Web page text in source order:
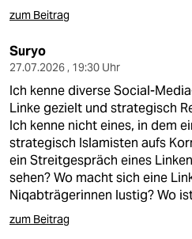
zum Beitrag
Suryo
27.07.2026 , 19:30 Uhr
Ich kenne diverse Social-
Linke gezielt und strategisch
Ich kenne nicht eines, in dem
strategisch Islamisten aufs
ein Streitgespräch eines
sehen? Wo macht sich eine
Niqabträgerinnen lustig? Wo
zum Beitrag